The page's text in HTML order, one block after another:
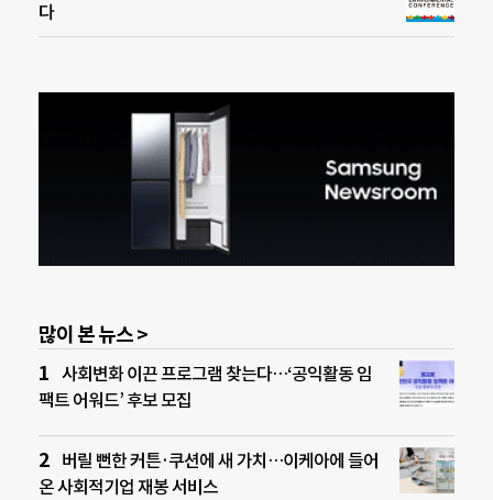
다
많이 본 뉴스 >
사회변화 이끈 프로그램 찾는다…‘공익활동 임
팩트 어워드’ 후보 모집
버릴 뻔한 커튼·쿠션에 새 가치…이케아에 들어
온 사회적기업 재봉 서비스